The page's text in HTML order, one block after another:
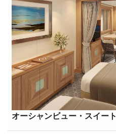
オーシャンビュー・スイート